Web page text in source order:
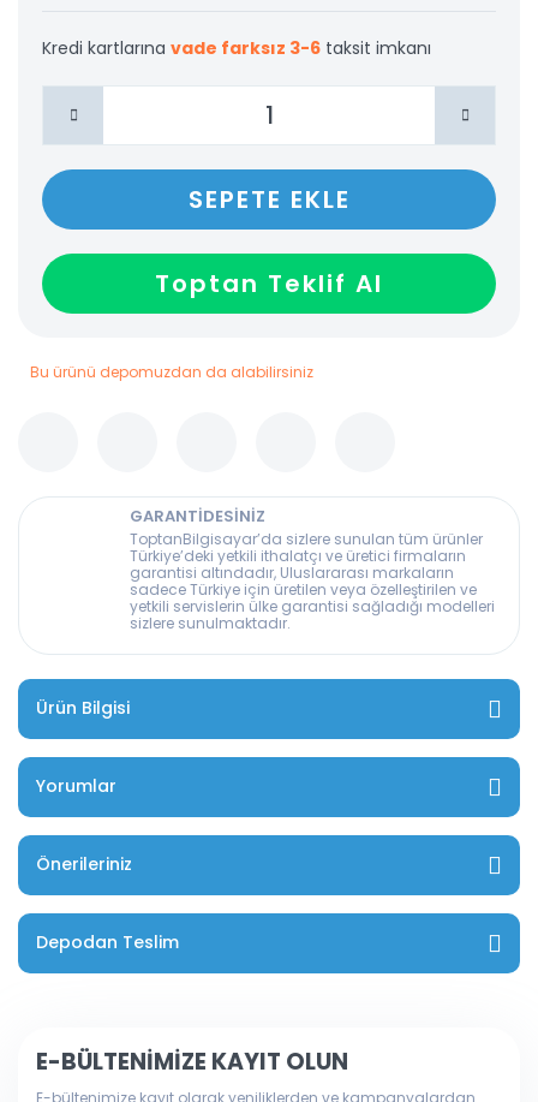
Kredi kartlarına vade farksız 3-6 taksit imkanı
SEPETE EKLE
Toptan Teklif Al
Bu ürünü depomuzdan da alabilirsiniz
GARANTİDESİNİZ
ToptanBilgisayar’da sizlere sunulan tüm ürünler
Türkiye’deki yetkili ithalatçı ve üretici firmaların
garantisi altındadır, Uluslararası markaların
sadece Türkiye için üretilen veya özelleştirilen ve
yetkili servislerin ülke garantisi sağladığı modelleri
sizlere sunulmaktadır.
Ürün Bilgisi
Yorumlar
Önerileriniz
Depodan Teslim
E-BÜLTENİMİZE KAYIT OLUN
E-bültenimize kayıt olarak yeniliklerden ve kampanyalardan